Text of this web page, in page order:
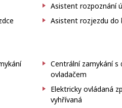
Asistent rozpoznání
Asistent rozjezdu do
Centrální zamykání s
ovladačem
Elektricky ovládaná
vyhřívaná